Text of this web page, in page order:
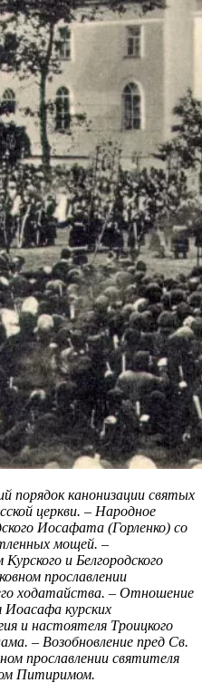
порядок канонизации святых
церкви. – Народное
Иосафата (Горленко) со
мощей. –
и Белгородского
прославлении
ходатайства. – Отношение
курских
и настоятеля Троицкого
– Возобновление пред Св.
прославлении святителя
Питиримом.